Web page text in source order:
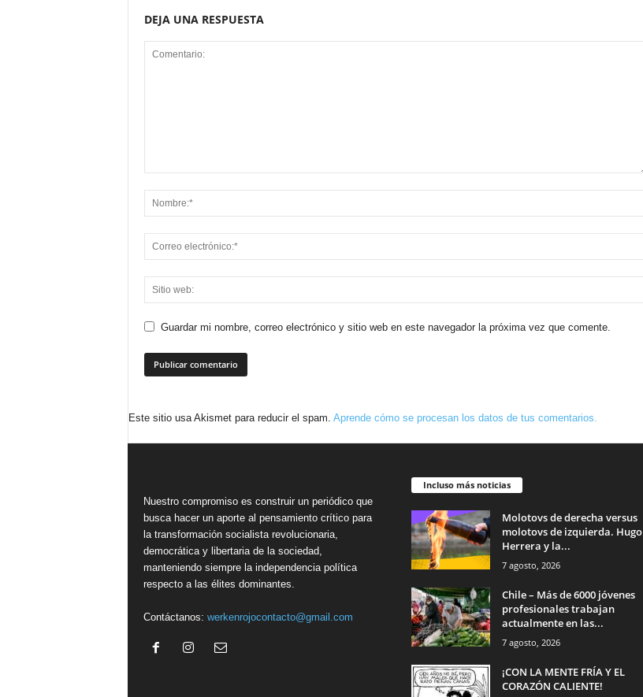
DEJA UNA RESPUESTA
Guardar mi nombre, correo electrónico y sitio web en este navegador la próxima vez que comente.
Este sitio usa Akismet para reducir el spam. Aprende cómo se procesan los datos de tus comentarios.
Nuestro compromiso es construir un periódico que
busca hacer un aporte al pensamiento crítico para
la transformación socialista revolucionaria,
democrática y libertaria de la sociedad,
manteniendo siempre la independencia política
respecto a las élites dominantes.
Contáctanos: werkenrojocontacto@gmail.com
Incluso más noticias
Molotovs de derecha versus
molotovs de izquierda. Hugo
Herrera y la...
7 agosto, 2026
Chile – Más de 6000 jóvenes
profesionales trabajan
actualmente en las...
7 agosto, 2026
¡CON LA MENTE FRÍA Y EL
CORAZÓN CALIENTE!